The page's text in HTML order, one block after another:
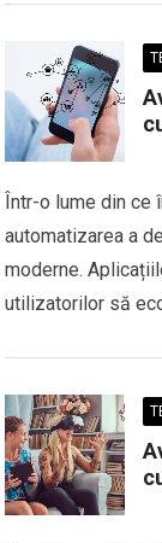
Într-o lume din ce
automatizarea a
moderne.
utilizatorilor să